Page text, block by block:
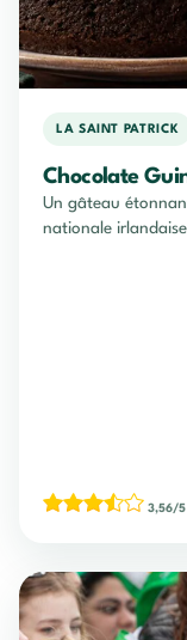
LA SAINT PATRICK
Chocolate
Un gâteau
nationale
3,56/5